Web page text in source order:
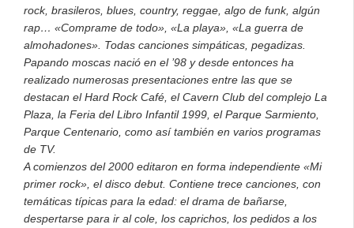
rock, brasileros, blues, country, reggae, algo de funk, algún
rap… «Comprame de todo», «La playa», «La guerra de
almohadones». Todas canciones simpáticas, pegadizas.
Papando moscas nació en el ’98 y desde entonces ha
realizado numerosas presentaciones entre las que se
destacan el Hard Rock Café, el Cavern Club del complejo La
Plaza, la Feria del Libro Infantil 1999, el Parque Sarmiento,
Parque Centenario, como así también en varios programas
de TV.
A comienzos del 2000 editaron en forma independiente «Mi
primer rock», el disco debut. Contiene trece canciones, con
temáticas típicas para la edad: el drama de bañarse,
despertarse para ir al cole, los caprichos, los pedidos a los